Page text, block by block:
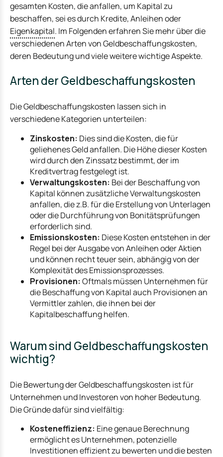
gesamten Kosten, die anfallen, um Kapital zu
beschaffen, sei es durch Kredite, Anleihen oder
Eigenkapital. Im Folgenden erfahren Sie mehr über die
verschiedenen Arten von Geldbeschaffungskosten,
deren Bedeutung und viele weitere wichtige Aspekte.
Arten der Geldbeschaffungskosten
Die Geldbeschaffungskosten lassen sich in
verschiedene Kategorien unterteilen:
Zinskosten: Dies sind die Kosten, die für
geliehenes Geld anfallen. Die Höhe dieser Kosten
wird durch den Zinssatz bestimmt, der im
Kreditvertrag festgelegt ist.
Verwaltungskosten: Bei der Beschaffung von
Kapital können zusätzliche Verwaltungskosten
anfallen, die z.B. für die Erstellung von Unterlagen
oder die Durchführung von Bonitätsprüfungen
erforderlich sind.
Emissionskosten: Diese Kosten entstehen in der
Regel bei der Ausgabe von Anleihen oder Aktien
und können recht teuer sein, abhängig von der
Komplexität des Emissionsprozesses.
Provisionen: Oftmals müssen Unternehmen für
die Beschaffung von Kapital auch Provisionen an
Vermittler zahlen, die ihnen bei der
Kapitalbeschaffung helfen.
Warum sind Geldbeschaffungskosten
wichtig?
Die Bewertung der Geldbeschaffungskosten ist für
Unternehmen und Investoren von hoher Bedeutung.
Die Gründe dafür sind vielfältig:
Kosteneffizienz: Eine genaue Berechnung
ermöglicht es Unternehmen, potenzielle
Investitionen effizient zu bewerten und die besten